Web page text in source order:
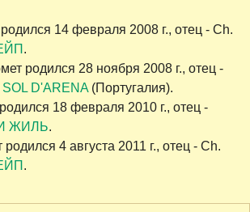
14 февраля 2008 г., отец - Ch.
.
родился 28 ноября 2008 г., отец -
D'ARENA(Португалия).
18 февраля 2010 г., отец -
ЖИЛЬ.
4 августа 2011 г., отец - Ch.
.